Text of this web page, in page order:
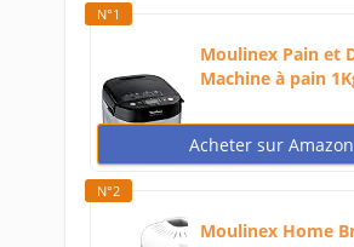
N°1
Moulinex Pain et
Machine à pain
Acheter sur Amazon
N°2
Moulinex Home